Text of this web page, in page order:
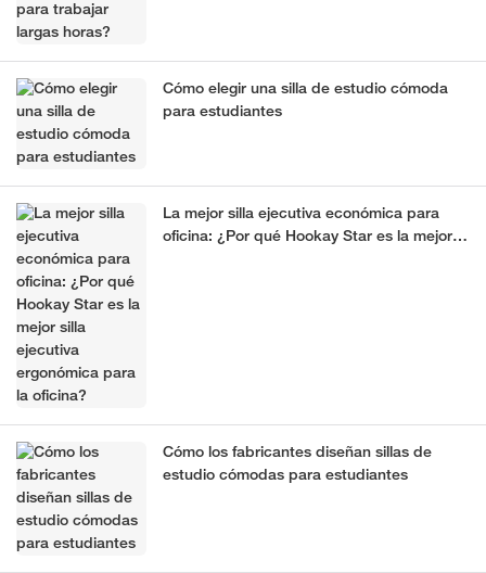
Cómo elegir una silla de estudio cómoda
para estudiantes
La mejor silla ejecutiva económica para
oficina: ¿Por qué Hookay Star es la mejor
Cómo los fabricantes diseñan sillas de
estudio cómodas para estudiantes